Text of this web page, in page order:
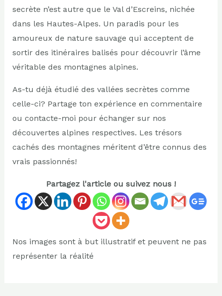
secrète n’est autre que le Val d’Escreins, nichée
dans les Hautes-Alpes. Un paradis pour les
amoureux de nature sauvage qui acceptent de
sortir des itinéraires balisés pour découvrir l’âme
véritable des montagnes alpines.
As-tu déjà étudié des vallées secrètes comme
celle-ci? Partage ton expérience en commentaire
ou contacte-moi pour échanger sur nos
découvertes alpines respectives. Les trésors
cachés des montagnes méritent d’être connus des
vrais passionnés!
Partagez l'article ou suivez nous !
Nos images sont à but illustratif et peuvent ne pas
représenter la réalité